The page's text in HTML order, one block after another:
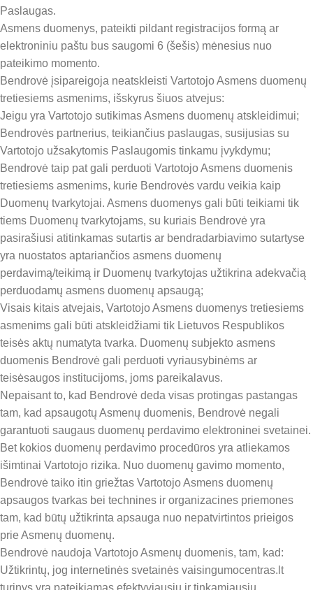
Paslaugas.
Asmens duomenys, pateikti pildant registracijos formą ar
elektroniniu paštu bus saugomi 6 (šešis) mėnesius nuo
pateikimo momento.
Bendrovė įsipareigoja neatskleisti Vartotojo Asmens duomenų
tretiesiems asmenims, išskyrus šiuos atvejus:
Jeigu yra Vartotojo sutikimas Asmens duomenų atskleidimui;
Bendrovės partnerius, teikiančius paslaugas, susijusias su
Vartotojo užsakytomis Paslaugomis tinkamu įvykdymu;
Bendrovė taip pat gali perduoti Vartotojo Asmens duomenis
tretiesiems asmenims, kurie Bendrovės vardu veikia kaip
Duomenų tvarkytojai. Asmens duomenys gali būti teikiami tik
tiems Duomenų tvarkytojams, su kuriais Bendrovė yra
pasirašiusi atitinkamas sutartis ar bendradarbiavimo sutartyse
yra nuostatos aptariančios asmens duomenų
perdavimą/teikimą ir Duomenų tvarkytojas užtikrina adekvačią
perduodamų asmens duomenų apsaugą;
Visais kitais atvejais, Vartotojo Asmens duomenys tretiesiems
asmenims gali būti atskleidžiami tik Lietuvos Respublikos
teisės aktų numatyta tvarka. Duomenų subjekto asmens
duomenis Bendrovė gali perduoti vyriausybinėms ar
teisėsaugos institucijoms, joms pareikalavus.
Nepaisant to, kad Bendrovė deda visas protingas pastangas
tam, kad apsaugotų Asmenų duomenis, Bendrovė negali
garantuoti saugaus duomenų perdavimo elektroninei svetainei.
Bet kokios duomenų perdavimo procedūros yra atliekamos
išimtinai Vartotojo rizika. Nuo duomenų gavimo momento,
Bendrovė taiko itin griežtas Vartotojo Asmens duomenų
apsaugos tvarkas bei technines ir organizacines priemones
tam, kad būtų užtikrinta apsauga nuo nepatvirtintos prieigos
prie Asmenų duomenų.
Bendrovė naudoja Vartotojo Asmenų duomenis, tam, kad:
Užtikrintų, jog internetinės svetainės vaisingumocentras.lt
turinys yra pateikiamas efektyviausiu ir tinkamiausiu